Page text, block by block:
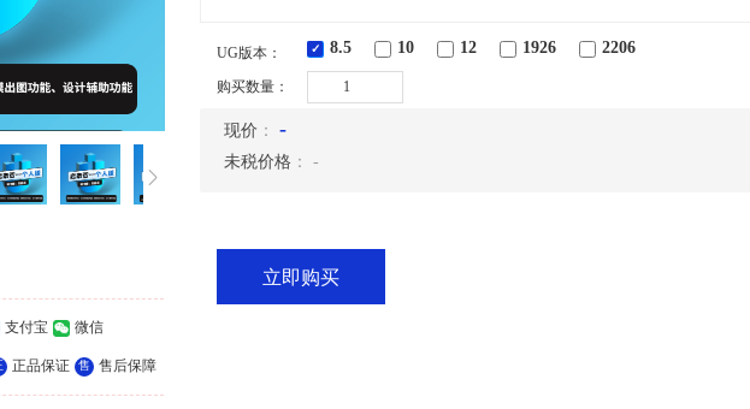
支付宝 微信
正品保证 售 售后保障
UG版本： 8.5 10 12 1926 2206
购买数量：
现价 ： -
未税价格 ： -
立即购买